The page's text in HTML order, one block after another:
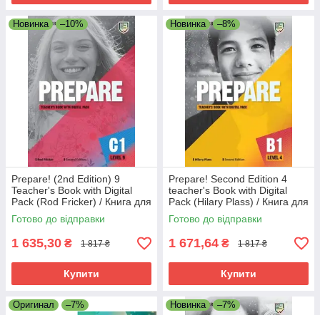
Новинка –10%
Prepare! (2nd Edition) 9
Teacher's Book with Digital
Pack (Rod Fricker) / Книга для
вчителя
Готово до відправки
1 635,30 ₴ 1 817 ₴
Купити
Новинка –8%
Prepare! Second Edition 4
teacher's Book with Digital
Pack (Hilary Plass) / Книга для
вчителя
Готово до відправки
1 671,64 ₴ 1 817 ₴
Купити
Оригинал –7% Новинка –7%